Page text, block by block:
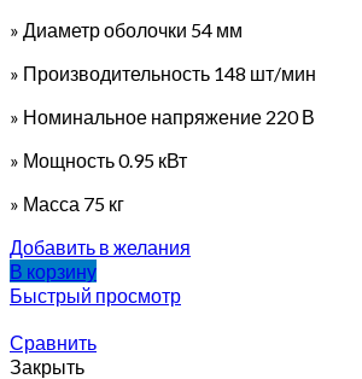
» Диаметр оболочки 54 мм
» Производительность 148 шт/мин
» Номинальное напряжение 220 В
» Мощность 0.95 кВт
» Масса 75 кг
Добавить в желания
В корзину
Быстрый просмотр
Сравнить
Закрыть